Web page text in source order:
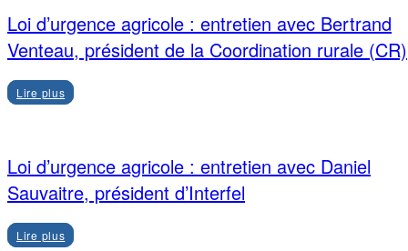
Loi d’urgence agricole : entretien avec Bertrand
Venteau, président de la Coordination rurale (CR)
Lire plus
Loi d’urgence agricole : entretien avec Daniel
Sauvaitre, président d’Interfel
Lire plus